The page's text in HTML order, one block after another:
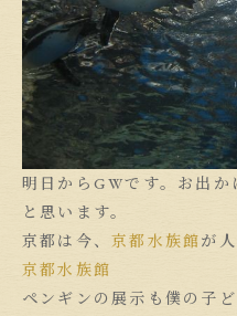
明日からGWです。お出
と思います。
京都は今、京都水族館が
京都水族館
ペンギンの展示も僕の子